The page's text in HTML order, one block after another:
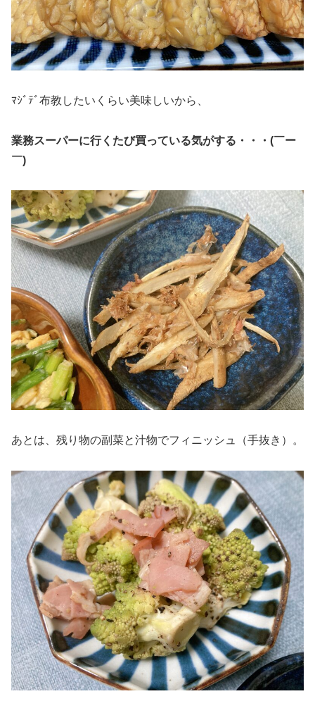
ﾏｼﾞﾃﾞ布教したいくらい美味しいから、
業務スーパーに行くたび買っている気がする・・・(￣ー
￣)
あとは、残り物の副菜と汁物でフィニッシュ（手抜き）。